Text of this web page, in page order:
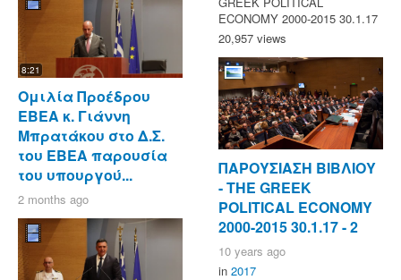
8:21
Ομιλία Προέδρου
ΕΒΕΑ κ. Γιάννη
Μπρατάκου στο Δ.Σ.
του ΕΒΕΑ παρουσία
του υπουργού...
2 months ago
ECONOMY 2000-2015 30.1.17
20,957 views
ΠΑΡΟΥΣΙΑΣΗ ΒΙΒΛΙΟΥ
- ΤΗΕ GREEK
POLITICAL ECONOMY
2000-2015 30.1.17 - 2
10 years ago
in 2017